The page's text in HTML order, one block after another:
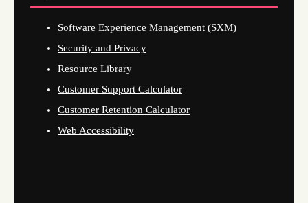
Software Experience Management (SXM)
Security and Privacy
Resource Library
Customer Support Calculator
Customer Retention Calculator
Web Accessibility